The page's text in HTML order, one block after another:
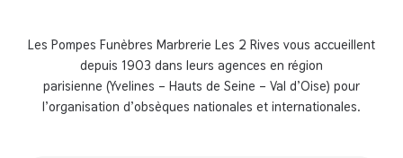
Les Pompes Funèbres Marbrerie Les 2 Rives vous accueillent
depuis 1903 dans leurs agences en région
parisienne (Yvelines – Hauts de Seine – Val d’Oise) pour
l’organisation d’obsèques nationales et internationales.